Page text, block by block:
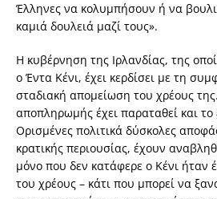
Έλληνες να κολυμπήσουν ή να
καμιά δουλειά μαζί τους».
Η κυβέρνηση της Ιρλανδίας, της
ο Έντα Κένι, έχει κερδίσει με τη
σταδιακή απομείωση του χρέους
αποπληρωμής έχει παραταθεί και το
Ορισμένες πολιτικά δύσκολες
κρατικής περιουσίας, έχουν
μόνο που δεν κατάφερε ο Κένι ήταν
του χρέους – κάτι που μπορεί να